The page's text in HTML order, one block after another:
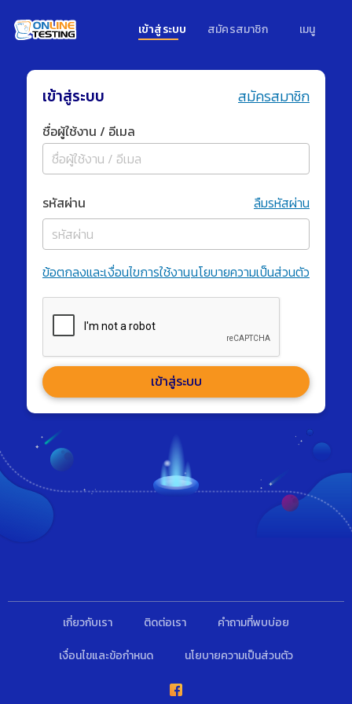
เข้าสู่ระบบ สมัครสมาชิก เมนู
เข้าสู่ระบบ สมัครสมาชิก
ชื่อผู้ใช้งาน / อีเมล
รหัสผ่าน ลืมรหัสผ่าน
ข้อตกลงและเงื่อนไขการใช้งานนโยบายความเป็นส่วนตัว
เข้าสู่ระบบ
เกี่ยวกับเรา ติดต่อเรา
คำถามที่พบบ่อย
เงื่อนไขและข้อกำหนด
นโยบายความเป็นส่วนตัว